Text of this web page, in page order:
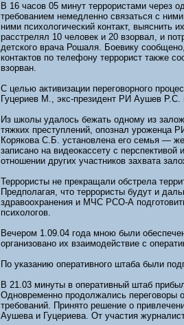
В 16 часов 05 минут террористами через
требованием немедленно связаться с
ними психологический контакт,
расстрелял 10 человек и 20 взорвал, и
детского врача Рошаля. Боевику
контактов по телефону террорист также
взорван.
С целью активизации переговорного
Гуцериев М., экс-президент РИ Аушев
Из школы удалось бежать одному из
тяжких преступлений, опознал уроженца
Корякова С.Б. установлена его семья —
записано на видеокассету с
отношении других участников захвата
Террористы не прекращали обстрела
Предполагая, что террористы будут и
здравоохранения и МЧС РСО-А
психологов.
Вечером 1.09.04 года мною были
организовано их взаимодействие с
По указанию оперативного штаба были
В 21.03 минуты в оперативный штаб
Одновременно продолжались переговоры
требований. Принято решение о
Аушева и Гуцериева. От участия